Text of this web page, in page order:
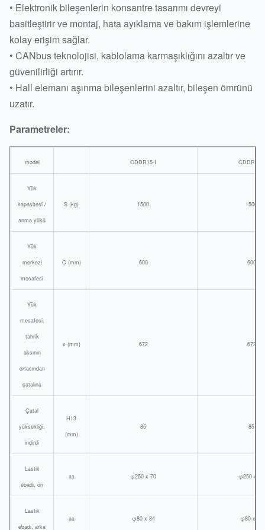
• Elektronik bileşenlerin konsantre tasarımı devreyi
basitleştirir ve montaj, hata ayıklama ve bakım işlemlerine
kolay erişim sağlar.
• CANbus teknolojisi, kablolama karmaşıklığını azaltır ve
güvenilirliği artırır.
• Hall elemanı aşınma bileşenlerini azaltır, bileşen ömrünü
uzatır.
Parametreler:
model CDDR15-Ⅰ CDDR15-Ⅱ
Yük
kapasitesi /
anma yükü
S (kg) 1500 1500
Yük
merkezi
mesafesi
C (mm) 600 600
Yük
mesafesi,
tahrik
aksının
ortasından
çatalına
x (mm) 672 672
Çatal
yüksekliği,
indirdi
H13
(mm)
85 85
Lastik
ebadı, ön
aa φ250 x 70 φ250 x 70
Lastik
ebadı, arka
aa φ80 x 84 φ80 x 84